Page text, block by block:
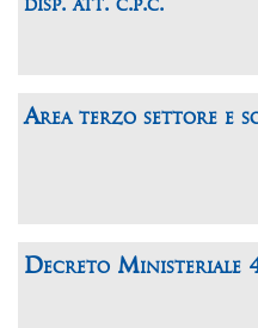
Area terzo settore e
Decreto Ministeriale